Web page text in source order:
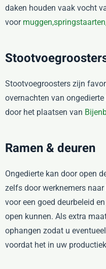
daken houden vaak vocht
voor muggen,
Stootvoegroosters zijn
overnachten van
door het plaatsen van
Ramen & deuren
Ongedierte kan door open
zelfs door werknemers
voor een goed deurbeleid
open kunnen. Als extra
ophangen zodat u
voordat het in uw